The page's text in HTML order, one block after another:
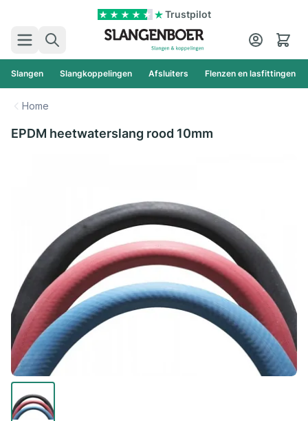
Trustpilot
Zoek
Cart
Slangen Slangkoppelingen Afsluiters Flenzen en lasfittingen
Home
EPDM heetwaterslang rood 10mm